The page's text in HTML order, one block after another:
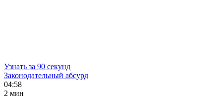
Узнать за 90 секунд
Законодательный абсурд
04:58
2 мин